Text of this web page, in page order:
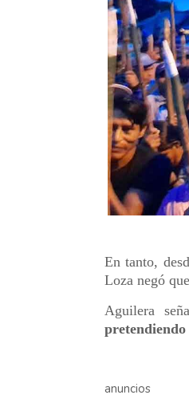
En tanto,
Loza negó
Aguilera
anuncios